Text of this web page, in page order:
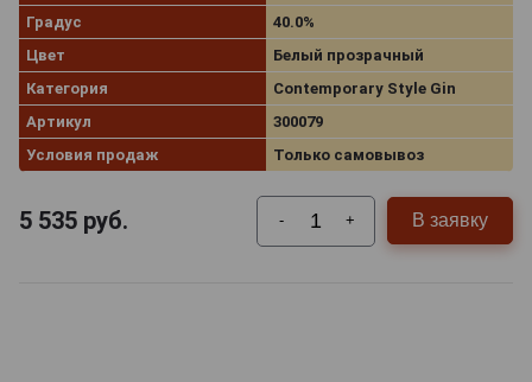
Градус
40.0%
Цвет
Белый прозрачный
Категория
Contemporary Style Gin
Артикул
300079
Условия продаж
Только самовывоз
5 535 руб. - + В заявку